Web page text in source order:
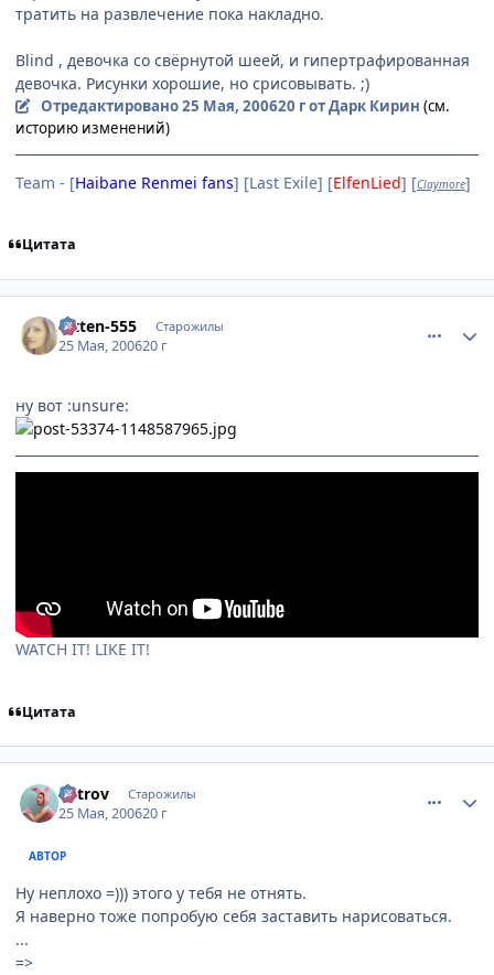
тратить на развлечение пока накладно.
Blind , девочка со свёрнутой шеей, и гипертрафированная
девочка. Рисунки хорошие, но срисовывать. ;)
Отредактировано25 Мая, 200620 гот Дарк Кирин (см.
историю изменений)
Team - [Haibane Renmei fans] [Last Exile] [ElfenLied] [Claymore]
Цитата
Kitten-555 Старожилы
25 Мая, 200620 г
ну вот :unsure:
WATCH IT! LIKE IT!
Цитата
Vetrov Старожилы
25 Мая, 200620 г
АВТОР
Ну неплохо =))) этого у тебя не отнять.
Я наверно тоже попробую себя заставить нарисоваться.
...
=>